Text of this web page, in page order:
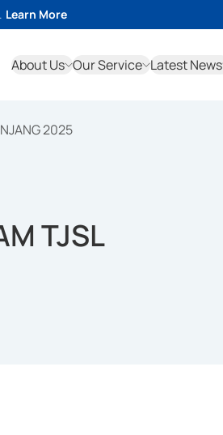
Learn More
About Us Our Service Latest News
2025
TJSL